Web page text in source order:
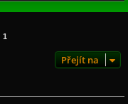
1
Přejít na